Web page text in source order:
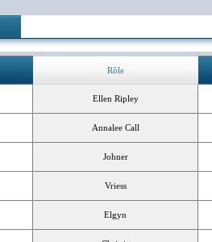
Rôle
Ellen Ripley
Annalee Call
Johner
Vriess
Elgyn